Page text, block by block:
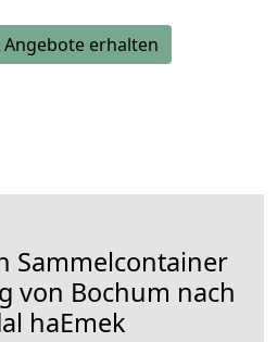
Angebote erhalten
Sammelcontainer
von Bochum nach
haEmek